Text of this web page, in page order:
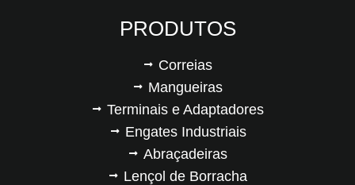
PRODUTOS
Correias
Mangueiras
Terminais e Adaptadores
Engates Industriais
Abraçadeiras
Lençol de Borracha